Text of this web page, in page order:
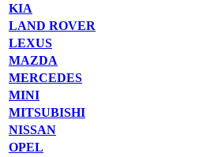
KIA
LAND ROVER
LEXUS
MAZDA
MERCEDES
MINI
MITSUBISHI
NISSAN
OPEL